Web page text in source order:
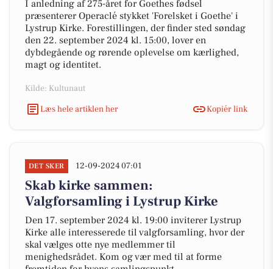
I anledning af 275-året for Goethes fødsel
præsenterer Operaclé stykket 'Forelsket i Goethe' i
Lystrup Kirke. Forestillingen, der finder sted søndag
den 22. september 2024 kl. 15:00, lover en
dybdegående og rørende oplevelse om kærlighed,
magt og identitet.
Kilde: Kultunaut
Læs hele artiklen her
Kopiér link
DET SKER 12-09-2024 07:01
Skab kirke sammen:
Valgforsamling i Lystrup Kirke
Den 17. september 2024 kl. 19:00 inviterer Lystrup
Kirke alle interesserede til valgforsamling, hvor der
skal vælges otte nye medlemmer til
menighedsrådet. Kom og vær med til at forme